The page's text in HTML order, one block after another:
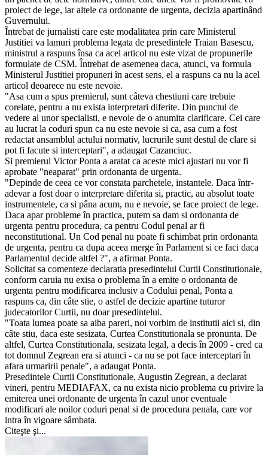
proiect de lege, iar altele ca ordonante de urgenta, decizia apartinând
Guvernului.
Întrebat de jurnalisti care este modalitatea prin care Ministerul
Justitiei va lamuri problema legata de presedintele Traian Basescu,
ministrul a raspuns însa ca acel articol nu este vizat de propunerile
formulate de CSM. Întrebat de asemenea daca, atunci, va formula
Ministerul Justitiei propuneri în acest sens, el a raspuns ca nu la acel
articol deoarece nu este nevoie.
"Asa cum a spus premierul, sunt câteva chestiuni care trebuie
corelate, pentru a nu exista interpretari diferite. Din punctul de
vedere al unor specialisti, e nevoie de o anumita clarificare. Cei care
au lucrat la coduri spun ca nu este nevoie si ca, asa cum a fost
redactat ansamblul actului normativ, lucrurile sunt destul de clare si
pot fi facute si interceptari", a adaugat Cazanciuc.
Si premierul Victor Ponta a aratat ca aceste mici ajustari nu vor fi
aprobate "neaparat" prin ordonanta de urgenta.
"Depinde de ceea ce vor constata parchetele, instantele. Daca într-
adevar a fost doar o interpretare diferita si, practic, au absolut toate
instrumentele, ca si pâna acum, nu e nevoie, se face proiect de lege.
Daca apar probleme în practica, putem sa dam si ordonanta de
urgenta pentru procedura, ca pentru Codul penal ar fi
neconstitutional. Un Cod penal nu poate fi schimbat prin ordonanta
de urgenta, pentru ca dupa aceea merge în Parlament si ce faci daca
Parlamentul decide altfel ?", a afirmat Ponta.
Solicitat sa comenteze declaratia presedintelui Curtii Constitutionale,
conform caruia nu exisa o problema în a emite o ordonanta de
urgenta pentru modificarea inclusiv a Codului penal, Ponta a
raspuns ca, din câte stie, o astfel de decizie apartine tuturor
judecatorilor Curtii, nu doar presedintelui.
"Toata lumea poate sa aiba pareri, noi vorbim de institutii aici si, din
câte stiu, daca este sesizata, Curtea Constitutionala se pronunta. De
altfel, Curtea Constitutionala, sesizata legal, a decis în 2009 - cred ca
tot domnul Zegrean era si atunci - ca nu se pot face interceptari în
afara urmaririi penale", a adaugat Ponta.
Presedintele Curtii Constitutionale, Augustin Zegrean, a declarat
vineri, pentru MEDIAFAX, ca nu exista nicio problema cu privire la
emiterea unei ordonante de urgenta în cazul unor eventuale
modificari ale noilor coduri penal si de procedura penala, care vor
intra în vigoare sâmbata.
Citeşte şi...